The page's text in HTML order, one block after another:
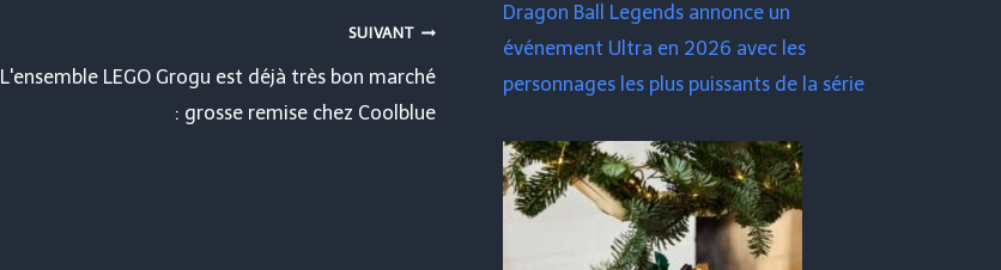
SUIVANT
L'ensemble LEGO Grogu est déjà très bon marché
: grosse remise chez Coolblue
Dragon Ball Legends annonce un
événement Ultra en 2026 avec les
personnages les plus puissants de la série